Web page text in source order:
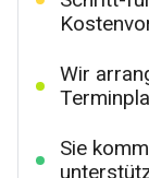
Wir
Sie